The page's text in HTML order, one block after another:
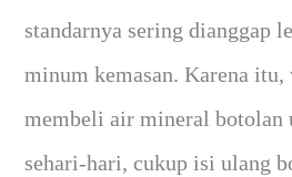
standarnya sering dianggap
minum kemasan. Karena
membeli air mineral botolan
sehari-hari, cukup isi ulang